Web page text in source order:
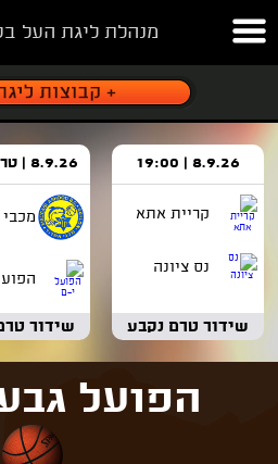
מנהלת ליגת העל
8.9.26 | 19:00
קריית אתא
נס ציונה
שידור טרם נקבע
8.9.26 | טרם נקבע
שידור
הפועל